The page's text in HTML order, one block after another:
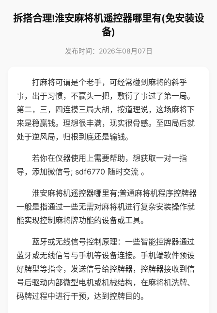
拆搭合理!淮安麻将机遥控器哪里有(免安装设
备)
发布时间：2026年08月07日
打麻将可谓是个老手，可经常碰到麻将的斜乎
事，出于习惯，不赢头一把，敷衍了事过了第一局。
第二，三，四连摸三局大胡，按道理说，这场麻将下
来是稳赢钱。理想很丰满，现实很骨感。至四局后就
处于逆风局，归根到底还是输钱。
若你在仪器使用上需要帮助，想获取一对一指
导，添加微信号; sdf6770 随时交流 。
淮安麻将机遥控器哪里有;普通麻将机程序控牌器
一般是指通过一些无需对麻将机进行复杂安装操作就
能实现控制麻将牌功能的设备或工具。
蓝牙或无线信号控制原理：一些智能控牌器通过
蓝牙或无线信号与手机等设备连接。手机端软件预设
好牌型等指令，发送信号给控牌器，控牌器接收到信
号后驱动内部微型电机或机械结构，在麻将机洗牌、
码牌过程中进行干预，达到控牌目的。